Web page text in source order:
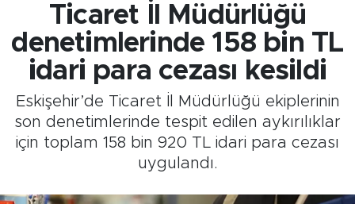
Ticaret İl Müdürlüğü
denetimlerinde 158 bin TL
idari para cezası kesildi
Eskişehir’de Ticaret İl Müdürlüğü ekiplerinin
son denetimlerinde tespit edilen aykırılıklar
için toplam 158 bin 920 TL idari para cezası
uygulandı.
Gündem
Eskişehirspor
Spor
Kültür Sanat
Eskişehir Trafik Yoğunluk Haritası
Süper Lig Puan Durumu ve Fikstür
Tüm Manşetler
Son Dakika Haberleri
Haber Arşivi